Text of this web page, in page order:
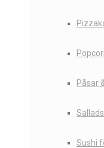
Påsar
Sushi